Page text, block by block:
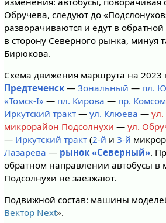
Обручева, следуют до
разворачиваются и едут в
в сторону Северного рынка, минуя
Бирюкова.
Схема движения маршрута на 2023
Предтеченск— Зональный — пл.
«Томск-I» — пл. Кирова — пр.
Иркутский тракт— ул. Клюева —
микрорайон Подсолнухи — ул.
— Иркутский тракт(2-й и 3-й
Лазарева — рынок «Северный».
обратном направлении автобусы в
Подсолнухи не заезжают.
Подвижной состав: машины
Вектор Next».